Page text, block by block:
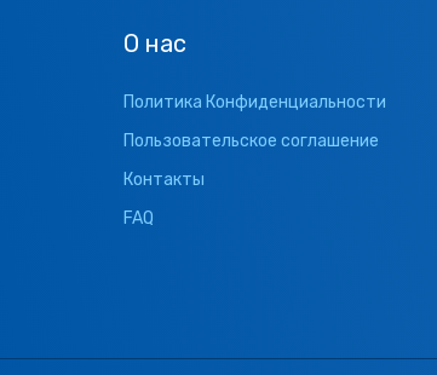
О нас
Политика Конфиденциальности
Пользовательское соглашение
Контакты
FAQ